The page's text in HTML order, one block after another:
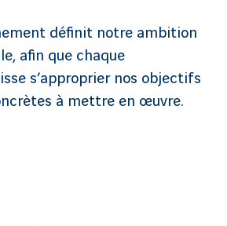
définit notre ambition
afin que chaque
s’approprier nos objectifs
à mettre en œuvre.